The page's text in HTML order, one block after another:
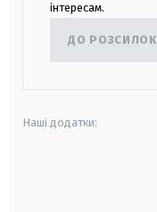
інтересам.
ДО РОЗСИЛОК
Наші додатки: